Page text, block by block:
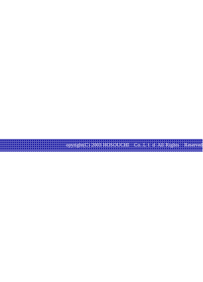
opyright(C) 2003 HOSOUCHI Co..Lｔｄ All Rights Reserved